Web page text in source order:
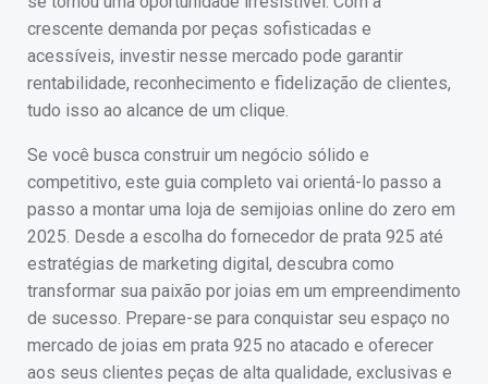
crescente demanda por peças sofisticadas e
acessíveis, investir nesse mercado pode garantir
rentabilidade, reconhecimento e fidelização de clientes,
tudo isso ao alcance de um clique.
Se você busca construir um negócio sólido e
competitivo, este guia completo vai orientá-lo passo a
passo a montar uma loja de semijoias online do zero em
2025. Desde a escolha do fornecedor de prata 925 até
estratégias de marketing digital, descubra como
transformar sua paixão por joias em um empreendimento
de sucesso. Prepare-se para conquistar seu espaço no
mercado de joias em prata 925 no atacado e oferecer
aos seus clientes peças de alta qualidade, exclusivas e